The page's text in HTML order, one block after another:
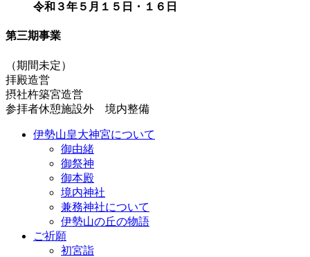
令和３年５月１５日・１６日
第三期事業
（期間未定）
拝殿造営
摂社杵築宮造営
参拝者休憩施設外 境内整備
伊勢山皇大神宮について
御由緒
御祭神
御本殿
境内神社
兼務神社について
伊勢山の丘の物語
ご祈願
初宮詣